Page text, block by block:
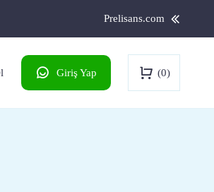
Prelisans.com
Giriş Yap (0)